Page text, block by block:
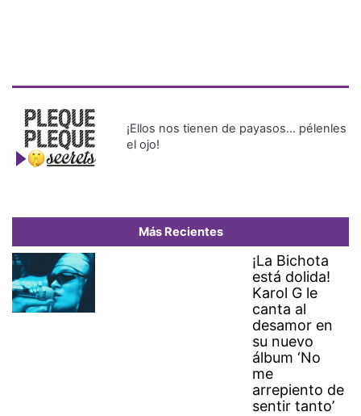
¡Ellos nos tienen de payasos… pélenles
el ojo!
Más Recientes
¡La Bichota
está dolida!
Karol G le
canta al
desamor en
su nuevo
álbum ‘No
me
arrepiento de
sentir tanto’